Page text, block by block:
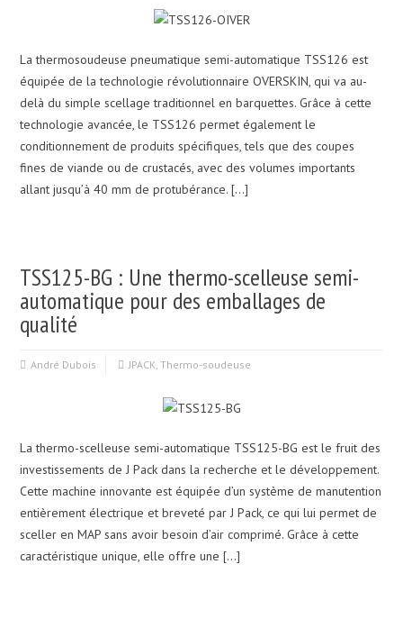
La thermosoudeuse pneumatique semi-automatique TSS126 est
équipée de la technologie révolutionnaire OVERSKIN, qui va au-
delà du simple scellage traditionnel en barquettes. Grâce à cette
technologie avancée, le TSS126 permet également le
conditionnement de produits spécifiques, tels que des coupes
fines de viande ou de crustacés, avec des volumes importants
allant jusqu’à 40 mm de protubérance. […]
TSS125-BG : Une thermo-scelleuse semi-
automatique pour des emballages de
qualité
André Dubois JPACK,Thermo-soudeuse
La thermo-scelleuse semi-automatique TSS125-BG est le fruit des
investissements de J Pack dans la recherche et le développement.
Cette machine innovante est équipée d’un système de manutention
entièrement électrique et breveté par J Pack, ce qui lui permet de
sceller en MAP sans avoir besoin d’air comprimé. Grâce à cette
caractéristique unique, elle offre une […]